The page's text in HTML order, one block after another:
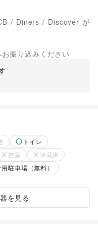
/ Diners / Discover が
振り込みください
トイレ
控室
冷蔵庫
駐車場（無料）
を見る